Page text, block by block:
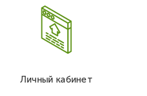
Личный кабинет